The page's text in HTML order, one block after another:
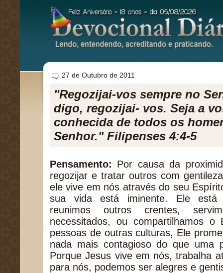
27 de Outubro de 2011
"Regozijai-vos sempre no
digo, regozijai- vos. Seja a
conhecida de todos os
Senhor." Filipenses 4:4-5
Pensamento: Por causa da
regozijar e tratar outros com
ele vive em nós através do seu
sua vida está iminente. Ele está
reunimos outros crentes,
necessitados, ou compartilhamos o
pessoas de outras culturas, Ele
nada mais contagioso do que uma
Porque Jesus vive em nós, trabalha
para nós, podemos ser alegres e